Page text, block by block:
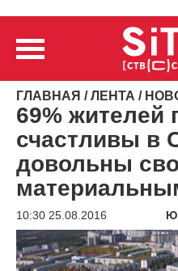
ГЛАВНАЯ /ЛЕНТА /
69% жителей
счастливы в
довольны
10:30 25.08.2016
Видеоплеер